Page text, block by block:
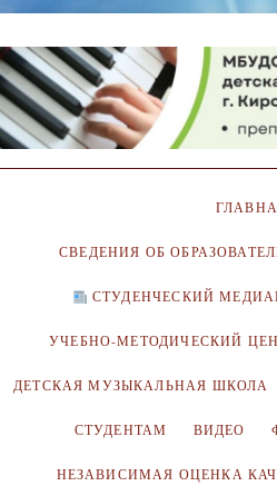
СВЕДЕНИЯ ОБ
СТУДЕНЧЕСКИЙ
УЧЕБНО-МЕТОДИЧЕСКИЙ
ДЕТСКАЯ МУЗЫКАЛЬНАЯ ШКОЛА
СТУДЕНТАМ ВИДЕО
НЕЗАВИСИМАЯ ОЦЕНКА